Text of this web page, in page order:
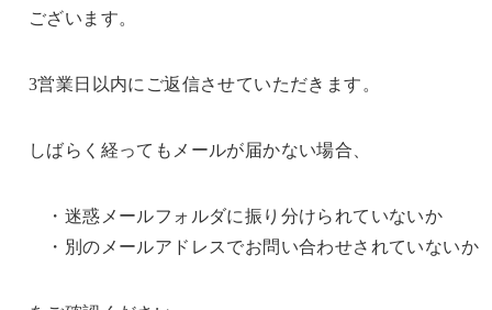
ございます。
3営業日以内にご返信させていただきます。
しばらく経ってもメールが届かない場合、
・迷惑メールフォルダに振り分けられていないか
・別のメールアドレスでお問い合わせされていないか